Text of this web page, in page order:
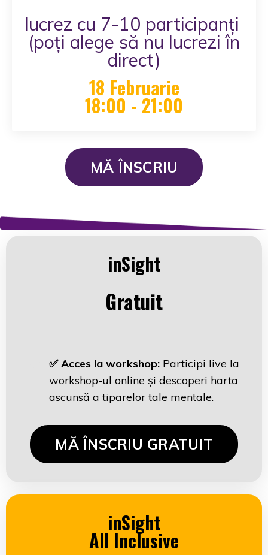
lucrez cu 7-10 participanți
(poți alege să nu lucrezi în
direct)
18 Februarie
18:00 - 21:00
MĂ ÎNSCRIU
inSight
Gratuit
✅ Acces la workshop: Participi live la
workshop-ul online și descoperi harta
ascunsă a tiparelor tale mentale.
MĂ ÎNSCRIU GRATUIT
inSight
All Inclusive